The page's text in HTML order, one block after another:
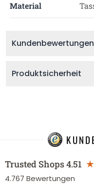
Material
Kundenbewertungen
Produktsicherheit
Trusted Shops4.51
4.767 Bewertungen